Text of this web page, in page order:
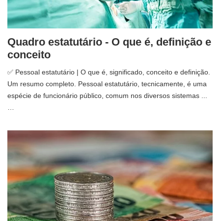
Quadro estatutário - O que é, definição e
conceito
✅ Pessoal estatutário | O que é, significado, conceito e definição.
Um resumo completo. Pessoal estatutário, tecnicamente, é uma
espécie de funcionário público, comum nos diversos sistemas ...
…